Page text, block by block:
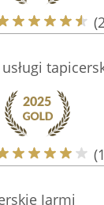
Jarmi